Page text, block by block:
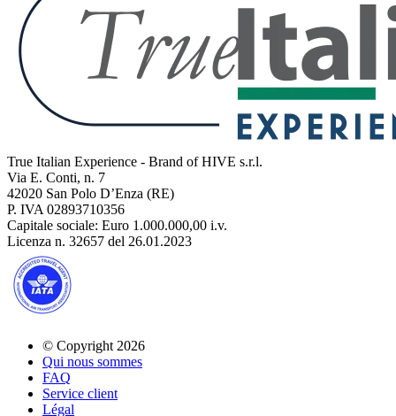
True Italian Experience - Brand of HIVE s.r.l.
Via E. Conti, n. 7
42020 San Polo D’Enza (RE)
P. IVA 02893710356
Capitale sociale: Euro 1.000.000,00 i.v.
Licenza n. 32657 del 26.01.2023
© Copyright 2026
Qui nous sommes
FAQ
Service client
Légal